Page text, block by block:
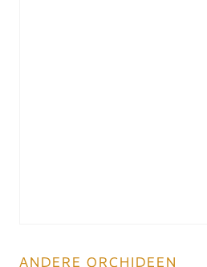
ANDERE ORCHIDEEN